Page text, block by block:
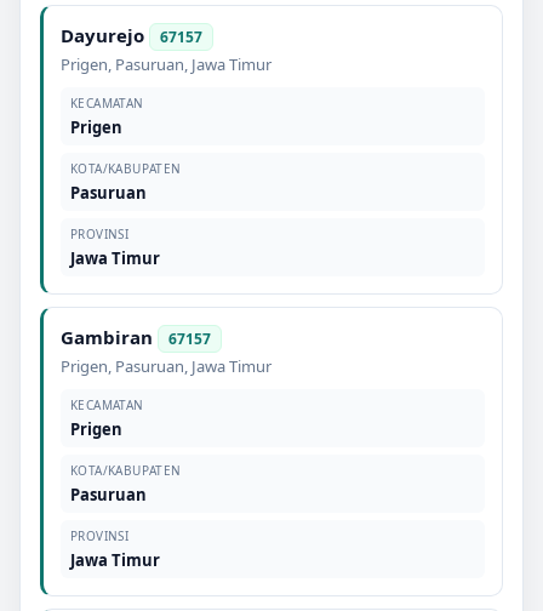
Dayurejo 67157
Prigen, Pasuruan, Jawa Timur
KECAMATAN
Prigen
KOTA/KABUPATEN
Pasuruan
PROVINSI
Jawa Timur
Gambiran 67157
Prigen, Pasuruan, Jawa Timur
KECAMATAN
Prigen
KOTA/KABUPATEN
Pasuruan
PROVINSI
Jawa Timur